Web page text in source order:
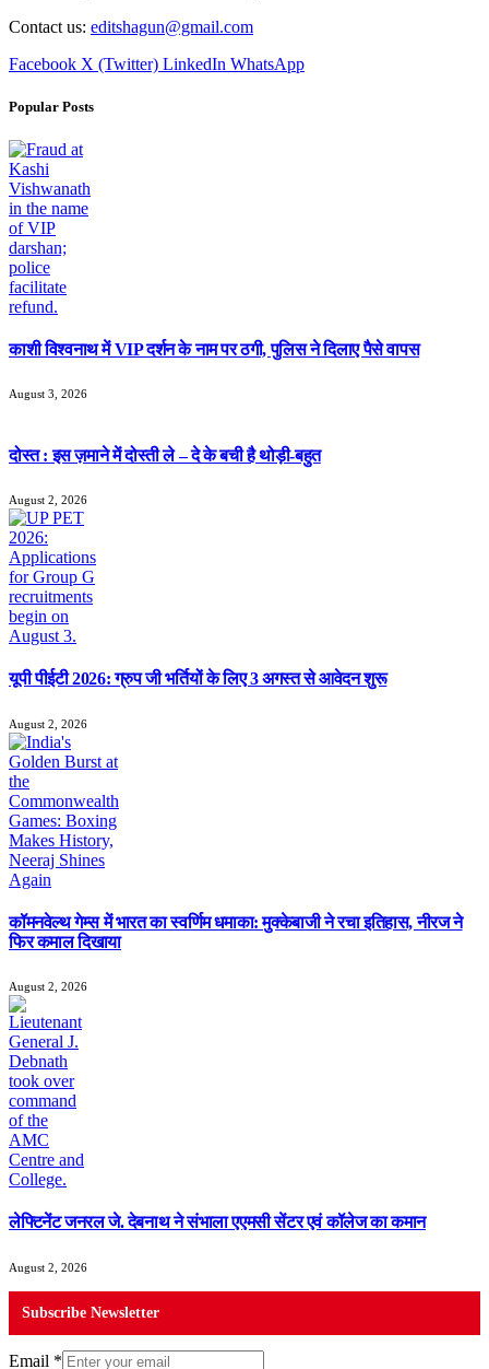
Contact us: editshagun@gmail.com
Facebook X (Twitter) LinkedIn WhatsApp
Popular Posts
काशी विश्वनाथ में VIP दर्शन के नाम पर ठगी, पुलिस ने दिलाए पैसे वापस
August 3, 2026
दोस्त : इस ज़माने में दोस्ती ले – दे के बची है थोड़ी-बहुत
August 2, 2026
यूपी पीईटी 2026: ग्रुप जी भर्तियों के लिए 3 अगस्त से आवेदन शुरू
August 2, 2026
कॉमनवेल्थ गेम्स में भारत का स्वर्णिम धमाका: मुक्केबाजी ने रचा इतिहास, नीरज ने
फिर कमाल दिखाया
August 2, 2026
लेफ्टिनेंट जनरल जे. देबनाथ ने संभाला एएमसी सेंटर एवं कॉलेज का कमान
August 2, 2026
Subscribe Newsletter
Email *